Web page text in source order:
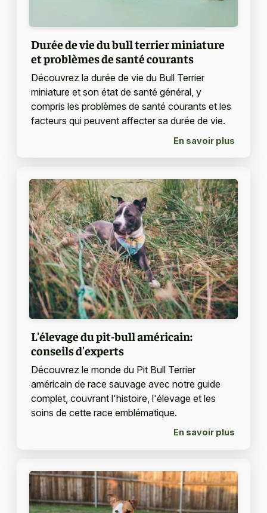
Durée de vie du bull terrier miniature
et problèmes de santé courants
Découvrez la durée de vie du Bull Terrier
miniature et son état de santé général, y
compris les problèmes de santé courants et les
facteurs qui peuvent affecter sa durée de vie.
En savoir plus
L'élevage du pit-bull américain:
conseils d'experts
Découvrez le monde du Pit Bull Terrier
américain de race sauvage avec notre guide
complet, couvrant l'histoire, l'élevage et les
soins de cette race emblématique.
En savoir plus